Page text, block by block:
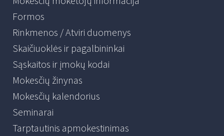
Formos
Rinkmenos / Atviri duomenys
Skaičiuoklės ir pagalbininkai
Sąskaitos ir įmokų kodai
Mokesčių žinynas
Mokesčių kalendorius
Seminarai
Tarptautinis apmokestinimas